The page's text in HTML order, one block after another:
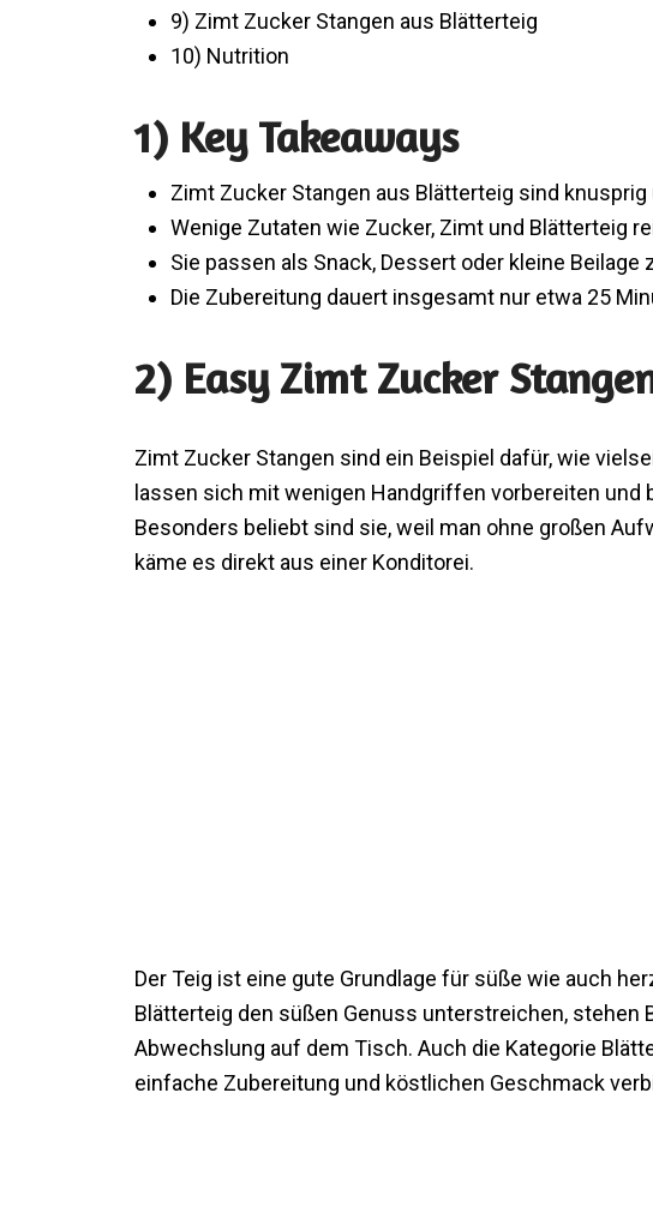
9) Zimt Zucker Stangen aus Blätterteig
10) Nutrition
1) Key Takeaways
Zimt Zucker Stangen aus Blätterteig sind
Wenige Zutaten wie Zucker, Zimt und Blätterteig
Sie passen als Snack, Dessert oder kleine Beilage
Die Zubereitung dauert insgesamt nur etwa 25
2) Easy Zimt Zucker
Zimt Zucker Stangen sind ein Beispiel dafür, wie
lassen sich mit wenigen Handgriffen vorbereiten
Besonders beliebt sind sie, weil man ohne großen
käme es direkt aus einer Konditorei.
Der Teig ist eine gute Grundlage für süße wie auch
Blätterteig den süßen Genuss unterstreichen, stehen
Abwechslung auf dem Tisch. Auch die Kategorie
einfache Zubereitung und köstlichen Geschmack